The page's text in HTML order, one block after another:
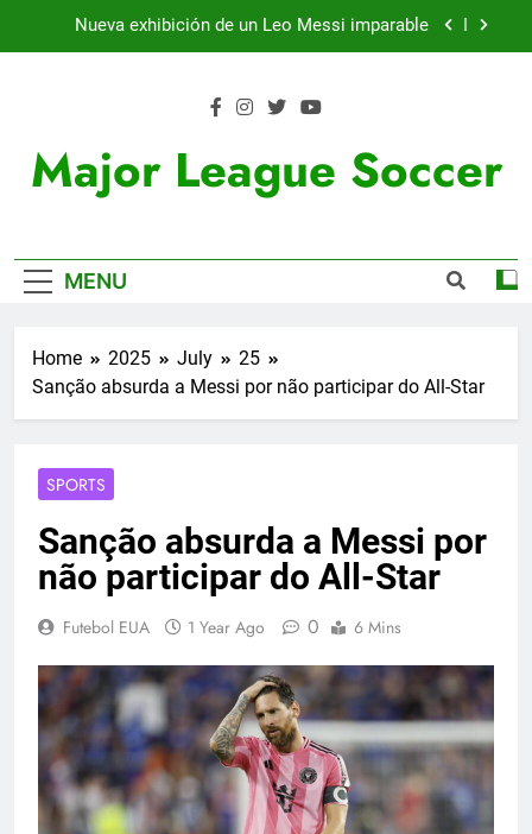
Nueva exhibición de un Leo Messi imparable
Victoria de Chicago Fire: así fue el partido de
Major League Soccer
MENU
Home 2025 July
25
Sanção absurda a Messi por não participar do All-Star
SPORTS
Sanção absurda a Messi por
não participar do All-Star
Futebol EUA 1 Year Ago 0 6 Mins